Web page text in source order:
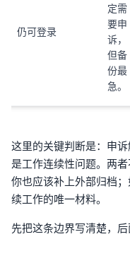
仍可登录
定需
要申
诉，
但备
份最
急。
这里的关键判断是：申
是工作连续性问题。两者
你也应该补上外部归档
续工作的唯一材料。
先把这条边界写清楚，